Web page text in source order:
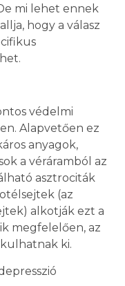
mi lehet ennek
hogy a válasz
védelmi
Alapvetően ez
anyagok,
a véráramból az
asztrociták
(az
alkotják ezt a
megfelelően, az
ki.